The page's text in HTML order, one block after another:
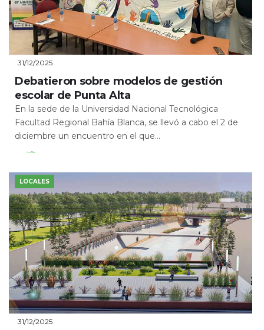
31/12/2025
Debatieron sobre modelos de gestión
escolar de Punta Alta
En la sede de la Universidad Nacional Tecnológica
Facultad Regional Bahía Blanca, se llevó a cabo el 2 de
diciembre un encuentro en el que...
Leer Más
LOCALES
31/12/2025